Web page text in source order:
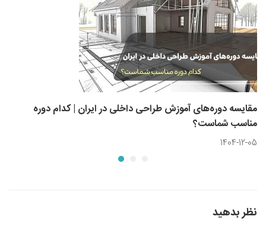
مقایسه دوره‌های آموزش طراحی داخلی در ایران | کدام دوره
مناسب شماست؟
1404-12-05
نظر بدهید